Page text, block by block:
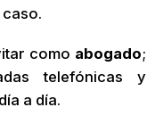
como abogado;
telefónicas y
a día.